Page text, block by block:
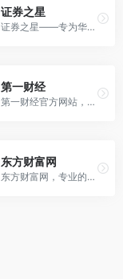
证券之星
证券之星——专为华人交易者提供服务的财经门户网站；作为资深交易者门户，证券之星是全球华人交易者获取全方位海量金融资讯信息、交流投资经验的平台。
第一财经
第一财经官方网站，7X24小时提供股市行情、经济大势、金融政策、行业动态、专家分析等财经资讯；全网独家直播谈股论金、今日股市、公司与行业、解码财商、头脑风暴等第
东方财富网
东方财富网，专业的互联网财经媒体，提供7*24小时财经资讯及全球金融市场报价，汇聚全方位的综合财经资讯和金融市场资讯，覆盖股票、财经、证券、金融、美股、港股、行